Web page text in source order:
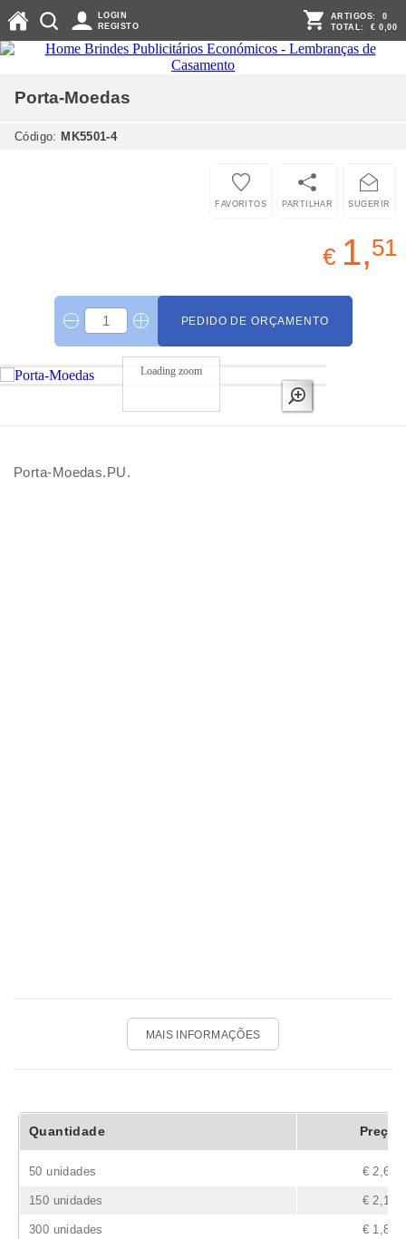
LOGIN
REGISTO
ARTIGOS: 0
TOTAL: € 0,00
Porta-Moedas
Código: MK5501-4
SUGERIR
PARTILHAR
FAVORITOS
€ 1,51
PEDIDO DE ORÇAMENTO
Loading zoom
Porta-Moedas.PU.
MAIS INFORMAÇÕES
Quantidade Preço
50 unidades € 2,64
150 unidades € 2,10
300 unidades € 1,85